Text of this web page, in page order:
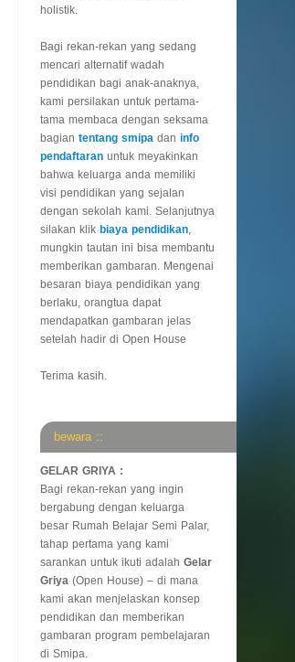
holistik.
Bagi rekan-rekan yang sedang
mencari alternatif wadah
pendidikan bagi anak-anaknya,
kami persilakan untuk pertama-
tama membaca dengan seksama
bagian tentang smipa dan info
pendaftaran untuk meyakinkan
bahwa keluarga anda memiliki
visi pendidikan yang sejalan
dengan sekolah kami. Selanjutnya
silakan klik biaya pendidikan,
mungkin tautan ini bisa membantu
memberikan gambaran. Mengenai
besaran biaya pendidikan yang
berlaku, orangtua dapat
mendapatkan gambaran jelas
setelah hadir di Open House
Terima kasih.
bewara ::
GELAR GRIYA :
Bagi rekan-rekan yang ingin
bergabung dengan keluarga
besar Rumah Belajar Semi Palar,
tahap pertama yang kami
sarankan untuk ikuti adalah Gelar
Griya (Open House) – di mana
kami akan menjelaskan konsep
pendidikan dan memberikan
gambaran program pembelajaran
di Smipa.